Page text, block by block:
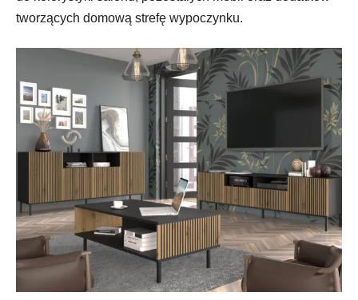
tworzących domową strefę wypoczynku.